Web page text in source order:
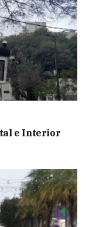
e Interior